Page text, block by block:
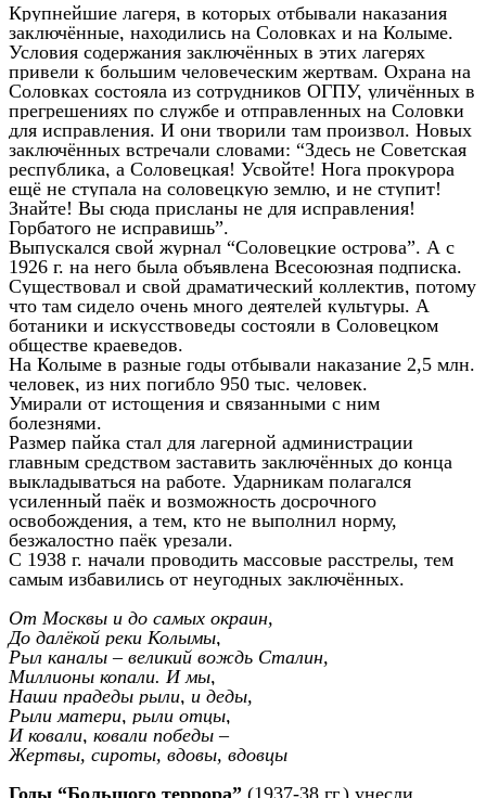
Крупнейшие лагеря, в которых отбывали наказания
заключённые, находились на Соловках и на Колыме.
Условия содержания заключённых в этих лагерях
привели к большим человеческим жертвам. Охрана на
Соловках состояла из сотрудников ОГПУ, уличённых в
прегрешениях по службе и отправленных на Соловки
для исправления. И они творили там произвол. Новых
заключённых встречали словами: “Здесь не Советская
республика, а Соловецкая! Усвойте! Нога прокурора
ещё не ступала на соловецкую землю, и не ступит!
Знайте! Вы сюда присланы не для исправления!
Горбатого не исправишь”.
Выпускался свой журнал “Соловецкие острова”. А с
1926 г. на него была объявлена Всесоюзная подписка.
Существовал и свой драматический коллектив, потому
что там сидело очень много деятелей культуры. А
ботаники и искусствоведы состояли в Соловецком
обществе краеведов.
На Колыме в разные годы отбывали наказание 2,5 млн.
человек, из них погибло 950 тыс. человек.
Умирали от истощения и связанными с ним
болезнями.
Размер пайка стал для лагерной администрации
главным средством заставить заключённых до конца
выкладываться на работе. Ударникам полагался
усиленный паёк и возможность досрочного
освобождения, а тем, кто не выполнил норму,
безжалостно паёк урезали.
С 1938 г. начали проводить массовые расстрелы, тем
самым избавились от неугодных заключённых.
От Москвы и до самых окраин,
До далёкой реки Колымы,
Рыл каналы – великий вождь Сталин,
Миллионы копали. И мы,
Наши прадеды рыли, и деды,
Рыли матери, рыли отцы,
И ковали, ковали победы –
Жертвы, сироты, вдовы, вдовцы
Годы “Большого террора” (1937-38 гг.) унесли